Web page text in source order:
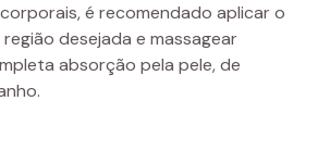
é recomendado aplicar o
desejada e massagear
absorção pela pele, de